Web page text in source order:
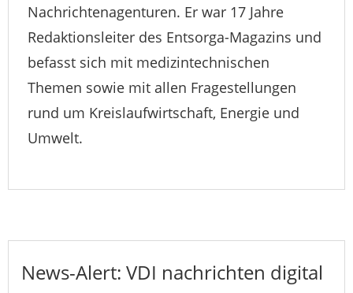
Nachrichtenagenturen. Er war 17 Jahre
Redaktionsleiter des Entsorga-Magazins und
befasst sich mit medizintechnischen
Themen sowie mit allen Fragestellungen
rund um Kreislaufwirtschaft, Energie und
Umwelt.
News-Alert: VDI nachrichten digital